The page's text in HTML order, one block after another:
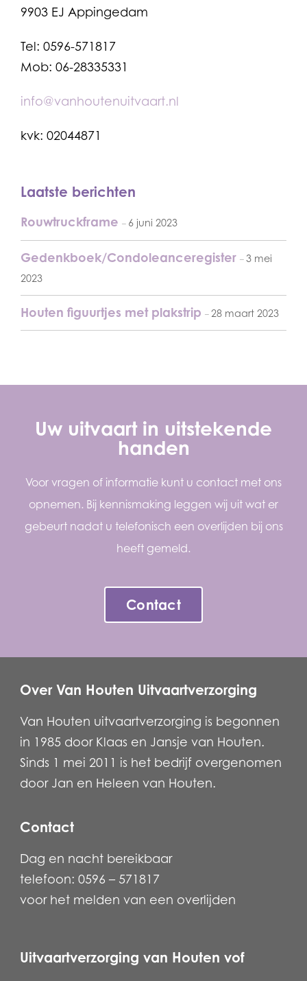
9903 EJ Appingedam
Tel: 0596-571817
Mob: 06-28335331
info@vanhoutenuitvaart.nl
kvk: 02044871
Laatste berichten
Rouwtruckframe 6 juni 2023
Gedenkboek/Condoleanceregister
3 mei
2023
Houten figuurtjes met plakstrip 28 maart 2023
Uw uitvaart in uitstekende
handen
Voor vragen of informatie kunt u contact met ons
opnemen. Bij kennismaking leggen wij uit wat er
gebeurt nadat u telefonisch een overlijden bij ons
heeft gemeld.
Contact
Over Van Houten Uitvaartverzorging
Van Houten uitvaartverzorging is begonnen
in 1985 door Klaas en Jansje van Houten.
Sinds 1 mei 2011 is het bedrijf overgenomen
door Jan en Heleen van Houten.
Contact
Dag en nacht bereikbaar
telefoon: 0596 – 571817
voor het melden van een overlijden
Uitvaartverzorging van Houten vof